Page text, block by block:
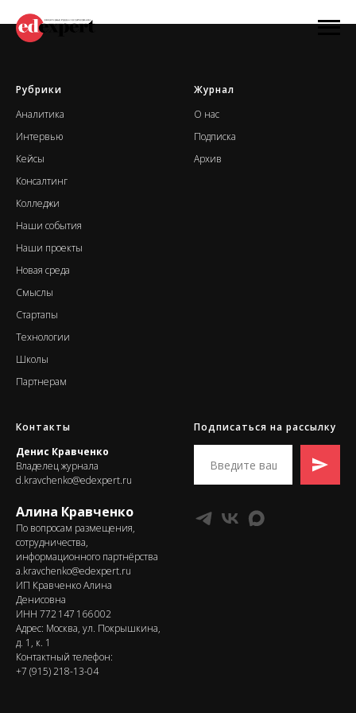
Рубрики
Аналитика
Интервью
Кейсы
Консалтинг
Колледжи
Наши события
Наши проекты
Новая среда
Смыслы
Стартапы
Технологии
Школы
Партнерам
Журнал
О нас
Подписка
Архив
Контакты
Денис Кравченко
Владелец журнала
d.kravchenko@edexpert.ru
Алина Кравченко
По вопросам размещения,
сотрудничества,
информационного партнёрства
a.kravchenko@edexpert.ru
ИП Кравченко Алина
Денисовна
ИНН 772 147 166 002
Адрес: Москва, ул. Покрышкина,
д. 1, к. 1
Контактный телефон:
+7 (915) 218-13-04
Подписаться на рассылку